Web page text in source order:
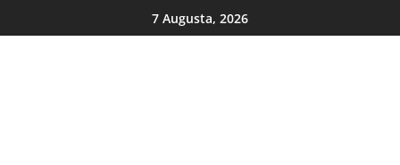
7 Augusta, 2026